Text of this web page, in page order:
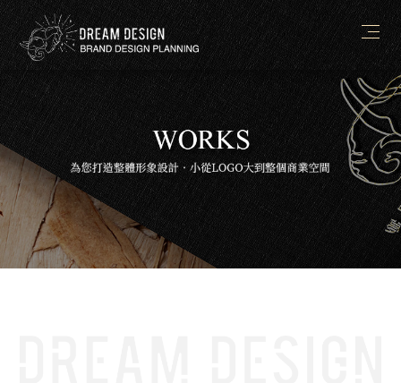
简体
ABOUT
NEWS
WORKS